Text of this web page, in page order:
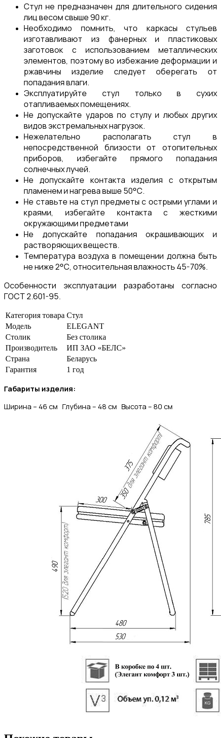
Стул не предназначен для длительного сидения
лиц весом свыше 90 кг.
Необходимо помнить, что каркасы стульев
изготавливают из фанерных и пластиковых
заготовок с использованием металлических
элементов, поэтому во избежание деформации и
ржавчины изделие следует оберегать от
попадания влаги.
Эксплуатируйте стул только в сухих
отапливаемых помещениях.
Не допускайте ударов по стулу и любых других
видов экстремальных нагрузок.
Нежелательно располагать стул в
непосредственной близости от отопительных
приборов, избегайте прямого попадания
солнечных лучей.
Не допускайте контакта изделия с открытым
пламенем и нагрева выше 50°С.
Не ставьте на стул предметы с острыми углами и
краями, избегайте контакта с жесткими
окружающими предметами
Не допускайте попадания окрашивающих и
растворяющих веществ.
Температура воздуха в помещении должна быть
не ниже 2°С, относительная влажность 45-70%.
Особенности эксплуатации разработаны согласно
ГОСТ 2.601-95.
Категория товара Стул
Модель
ELEGANT
Столик
Без столика
Производитель
ИП ЗАО «БЕЛС»
Страна
Беларусь
Гарантия
1 год
Габариты изделия:
Ширина – 46 см Глубина – 48 см Высота – 80 см